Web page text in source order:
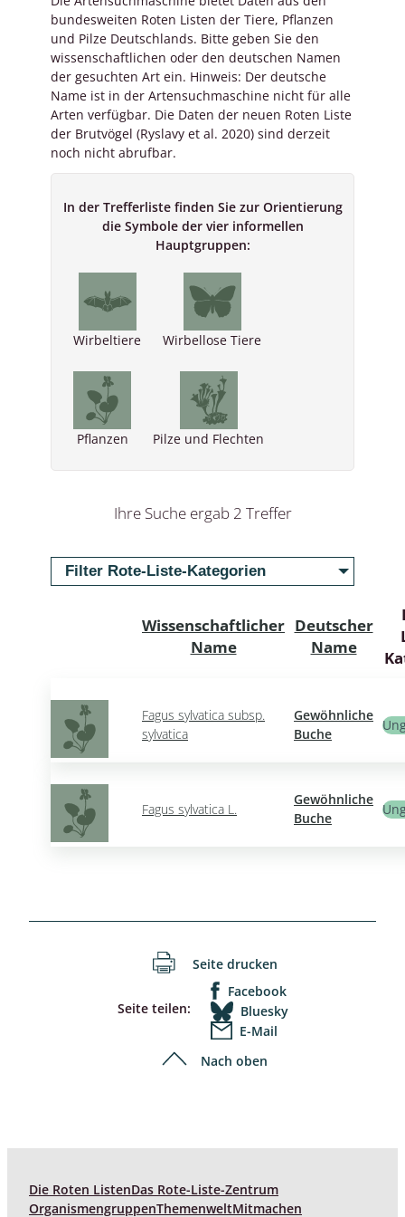
bundesweiten Roten Listen der Tiere, Pflanzen
und Pilze Deutschlands. Bitte geben Sie den
wissenschaftlichen oder den deutschen Namen
der gesuchten Art ein. Hinweis: Der deutsche
Name ist in der Artensuchmaschine nicht für alle
Arten verfügbar. Die Daten der neuen Roten Liste
der Brutvögel (Ryslavy et al. 2020) sind derzeit
noch nicht abrufbar.
In der Trefferliste finden Sie zur Orientierung
die Symbole der vier informellen
Hauptgruppen:
Wirbeltiere Wirbellose Tiere
Pflanzen Pilze und Flechten
Ihre Suche ergab 2 Treffer
Filter Rote-Liste-Kategorien
Wissenschaftlicher
Name
Deutscher
Name
Fagus sylvatica subsp.
sylvatica
Gewöhnliche
Buche
Fagus sylvatica L.
Gewöhnliche
Buche
Seite drucken
Seite teilen:
Facebook
Bluesky
E-Mail
Nach oben
Die Roten ListenDas Rote-Liste-Zentrum
OrganismengruppenThemenweltMitmachen